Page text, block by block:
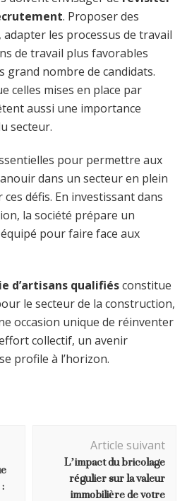
. Proposer des
les processus de travail
de travail plus favorables
nombre de candidats.
celles mises en place par
aussi une importance
secteur.
pour permettre aux
dans un secteur en plein
défis. En investissant dans
la société prépare un
pour faire face aux
d’artisans qualifiésconstitue
le secteur de la construction,
occasion unique de réinventer
collectif, un avenir
profile à l’horizon.
Article suivant
L’impact du bricolage
régulier sur la valeur
immobilière de votre